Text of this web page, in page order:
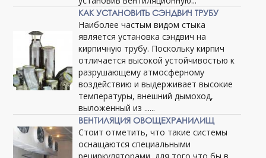
КАК УСТАНОВИТЬ СЭНДВИЧ ТРУБУ
Наиболее частым видом стыка
является установка сэндвич на
кирпичную трубу. Поскольку кирпич
отличается высокой устойчивостью к
разрушающему атмосферному
воздействию и выдерживает высокие
температуры, внешний дымоход,
выложенный из ......
ВЕНТИЛЯЦИЯ ОВОЩЕХРАНИЛИЩ
Стоит отметить, что такие системы
оснащаются специальными